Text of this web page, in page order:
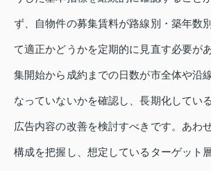
ず、自物件の募集賃料が路線別・築年数
て適正かどうかを定期的に見直す必要が
集開始から成約までの日数が市全体や沿
なっていないかを確認し、長期化してい
広告内容の改善を検討すべきです。あわ
構成を把握し、想定しているターゲット